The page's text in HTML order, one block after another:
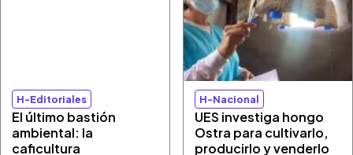
H-Editoriales
El último bastión
ambiental: la
caficultura
H-Nacional
UES investiga hongo
Ostra para cultivarlo,
producirlo y venderlo